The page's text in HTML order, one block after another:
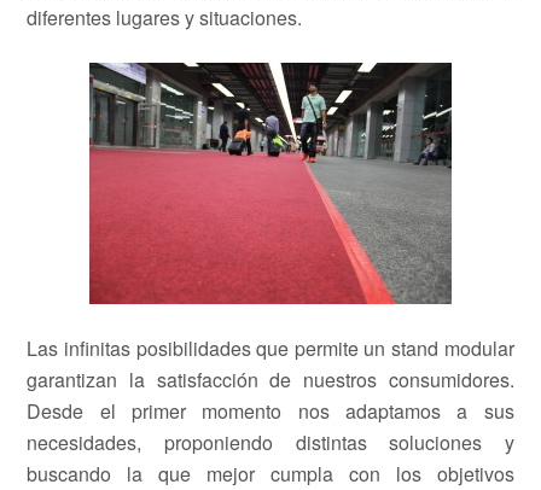
diferentes lugares y situaciones.
Las infinitas posibilidades que permite un stand modular
garantizan la satisfacción de nuestros consumidores.
Desde el primer momento nos adaptamos a sus
necesidades, proponiendo distintas soluciones y
buscando la que mejor cumpla con los objetivos